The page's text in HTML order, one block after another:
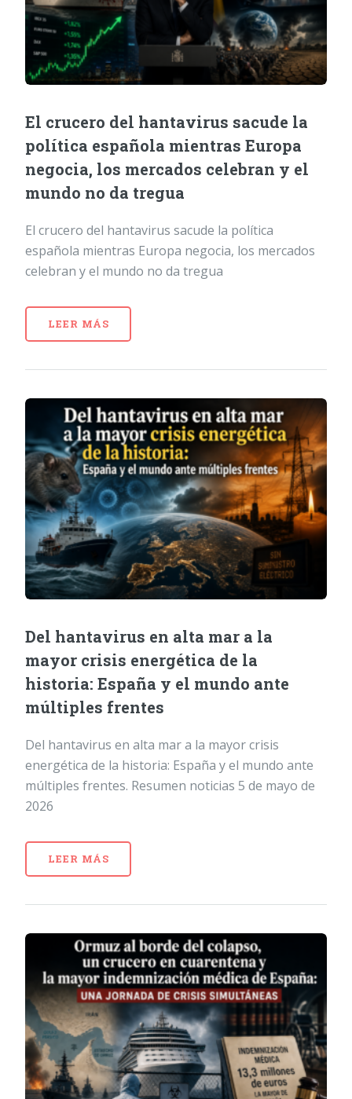
El crucero del hantavirus sacude la
política española mientras Europa
negocia, los mercados celebran y el
mundo no da tregua
El crucero del hantavirus sacude la política
española mientras Europa negocia, los mercados
celebran y el mundo no da tregua
LEER MÁS
Del hantavirus en alta mar a la
mayor crisis energética de la
historia: España y el mundo ante
múltiples frentes
Del hantavirus en alta mar a la mayor crisis
energética de la historia: España y el mundo ante
múltiples frentes. Resumen noticias 5 de mayo de
2026
LEER MÁS